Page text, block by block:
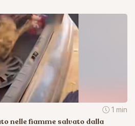
1 min
nelle fiamme salvato dalla